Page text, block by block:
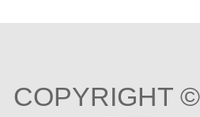
COPYRIGHT